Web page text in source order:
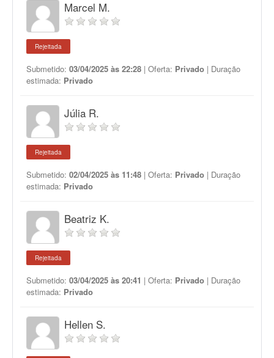
Marcel M.
Rejeitada
Submetido: 03/04/2025 às 22:28 | Oferta: Privado | Duração
estimada: Privado
Júlia R.
Rejeitada
Submetido: 02/04/2025 às 11:48 | Oferta: Privado | Duração
estimada: Privado
Beatriz K.
Rejeitada
Submetido: 03/04/2025 às 20:41 | Oferta: Privado | Duração
estimada: Privado
Hellen S.